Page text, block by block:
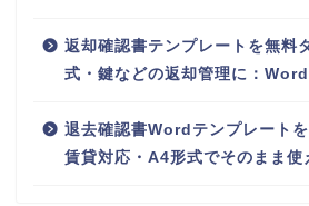
返却確認書テンプレートを無料
式・鍵などの返却管理に：Word
退去確認書Wordテンプレート
賃貸対応・A4形式でそのまま使